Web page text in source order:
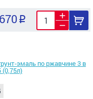
эмаль по ржавчине 3 в
(0,75л)